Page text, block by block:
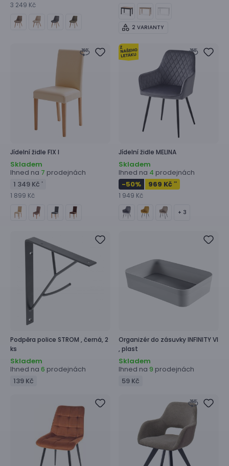
3 249 Kč
2 VARIANTY
Jídelní židle FIX I
Skladem
Ihned na 7 prodejnách
1 349 Kč *
1 899 Kč
Jídelní židle MELINA
Skladem
Ihned na 4 prodejnách
-50% 969 Kč **
1 949 Kč
+ 3
Podpěra police STROM , černá, 2
ks
Skladem
Ihned na 6 prodejnách
139 Kč
Organizér do zásuvkyINFINITY VI
, plast
Skladem
Ihned na 9 prodejnách
59 Kč